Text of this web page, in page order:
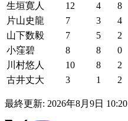
生垣寛人
12 4 8
片山史龍
7 3 4
山下数毅
7 5 2
小窪碧
8 8 0
川村悠人
10 8 2
古井丈大
3 1 2
最終更新: 2026年8月9日 10:20